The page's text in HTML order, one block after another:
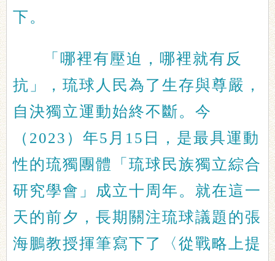
下。
「哪裡有壓迫，哪裡就有反
抗」，琉球人民為了生存與尊嚴，
自決獨立運動始終不斷。今
（2023）年5月15日，是最具運動
性的琉獨團體「琉球民族獨立綜合
研究學會」成立十周年。就在這一
天的前夕，長期關注琉球議題的張
海鵬教授揮筆寫下了〈從戰略上提